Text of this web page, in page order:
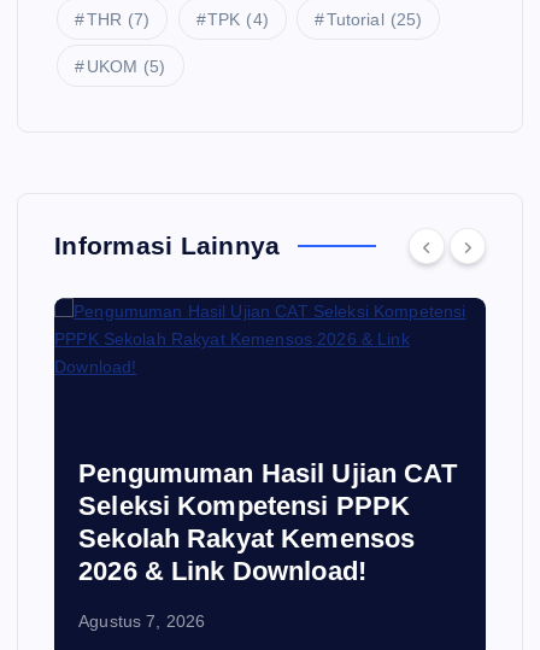
THR (7) TPK (4) Tutorial (25)
UKOM (5)
Informasi Lainnya
Pengumuman Hasil Ujian CAT
Seleksi Kompetensi PPPK
Sekolah Rakyat Kemensos
2026 & Link Download!
Agustus 7, 2026